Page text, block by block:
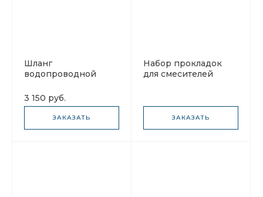
Шланг
водопроводной
hose 133.0438.195
(гибкая подводка
комплект)
3 150 руб.
ЗАКАЗАТЬ
Набор прокладок
для смесителей
ЗАКАЗАТЬ